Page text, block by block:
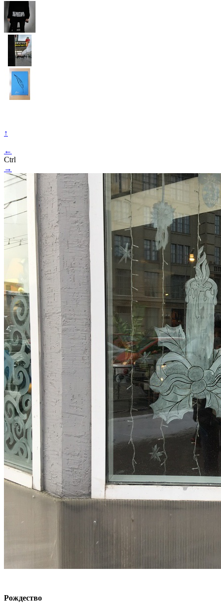
↑
←
Ctrl
→
Рождество